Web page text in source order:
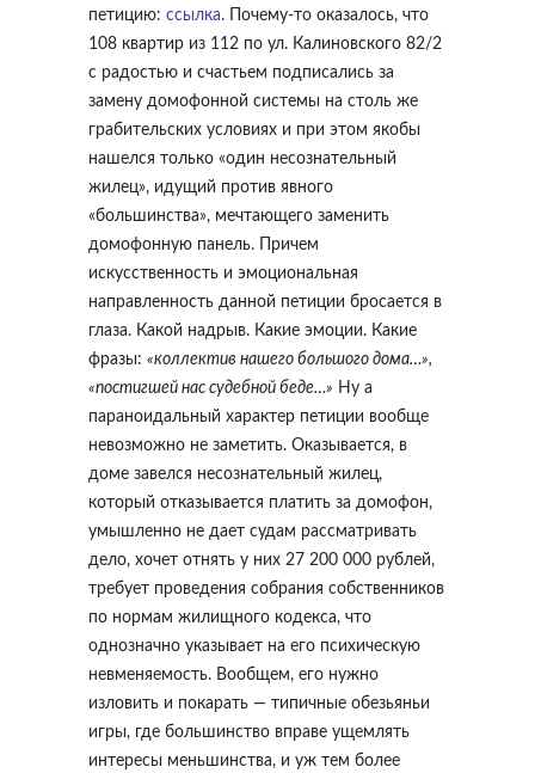
петицию: ссылка. Почему-то оказалось, что
108 квартир из 112 по ул. Калиновского 82/2
с радостью и счастьем подписались за
замену домофонной системы на столь же
грабительских условиях и при этом якобы
нашелся только «один несознательный
жилец», идущий против явного
«большинства», мечтающего заменить
домофонную панель. Причем
искусственность и эмоциональная
направленность данной петиции бросается в
глаза. Какой надрыв. Какие эмоции. Какие
фразы: «коллектив нашего большого дома…»,
«постигшей нас судебной беде…» Ну а
параноидальный характер петиции вообще
невозможно не заметить. Оказывается, в
доме завелся несознательный жилец,
который отказывается платить за домофон,
умышленно не дает судам рассматривать
дело, хочет отнять у них 27 200 000 рублей,
требует проведения собрания собственников
по нормам жилищного кодекса, что
однозначно указывает на его психическую
невменяемость. Вообщем, его нужно
изловить и покарать — типичные обезьяньи
игры, где большинство вправе ущемлять
интересы меньшинства, и уж тем более